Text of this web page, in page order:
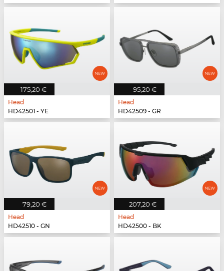
175,20 €
Head
HD42501 - YE
95,20 €
Head
HD42509 - GR
79,20 €
Head
HD42510 - GN
207,20 €
Head
HD42500 - BK